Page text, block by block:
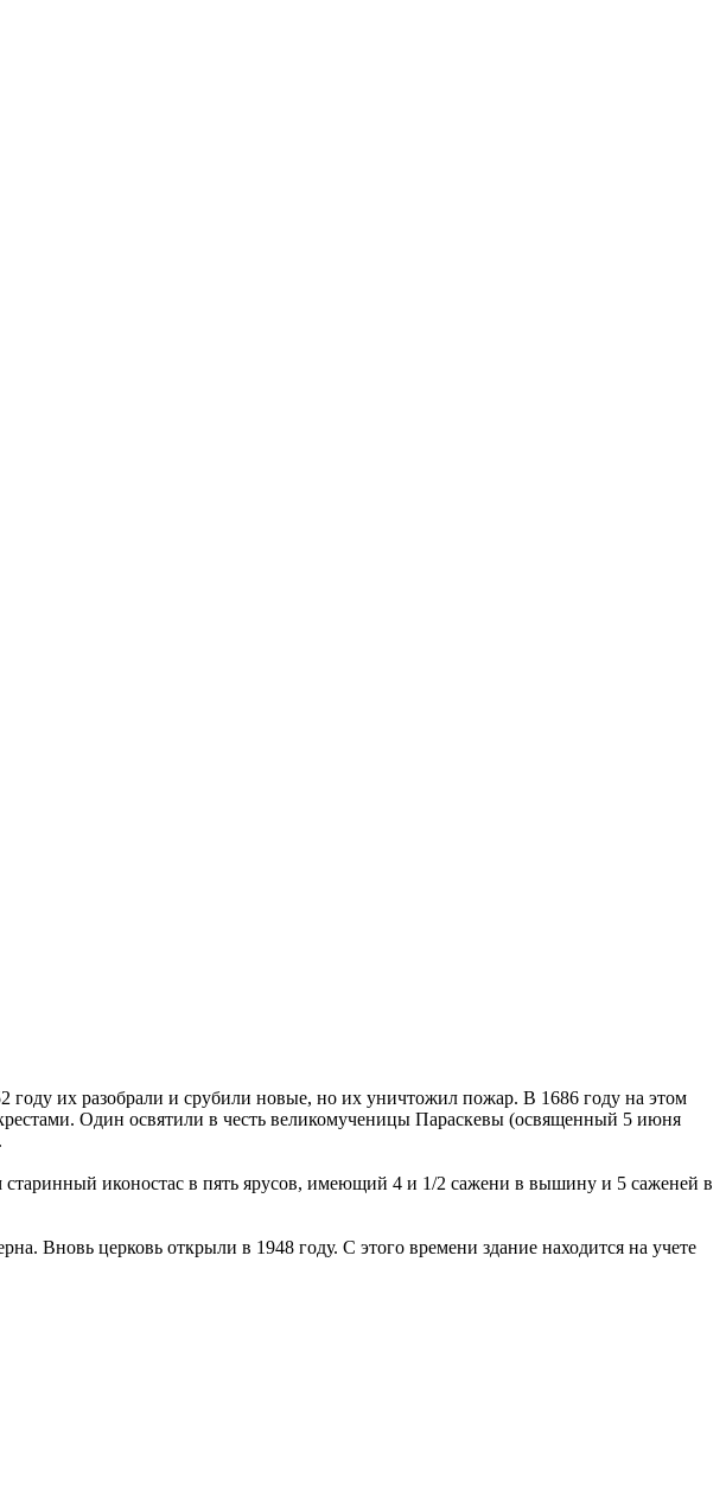
их разобрали и срубили новые, но их уничтожил пожар. В 1686 году на этом
Один освятили в честь великомученицы Параскевы (освя­щенный 5 июня
иконостас в пять ярусов, имеющий 4 и 1/2 саже­ни в вышину и 5 саженей в
Вновь церковь открыли в 1948 году. С этого времени здание находится на учете